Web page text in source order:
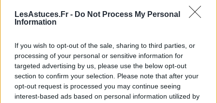
LesAstuces.Fr - Do Not Process My Personal
Information
If you wish to opt-out of the sale, sharing to third parties, or
processing of your personal or sensitive information for
targeted advertising by us, please use the below opt-out
section to confirm your selection. Please note that after your
opt-out request is processed you may continue seeing
interest-based ads based on personal information utilized by
Les différences physiques et
comportementales entre chats et
La facilité à capturer des moments
photogéniques
Les chats, grâce à leur agilité et leur curiosité, se